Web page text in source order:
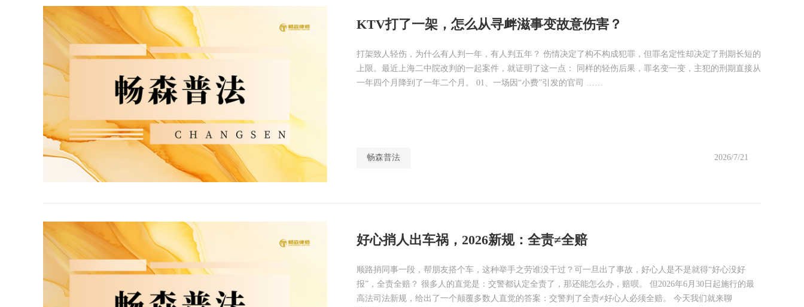
KTV打了一架，怎么从寻衅滋事变故意伤害？
打架致人轻伤，为什么有人判一年，有人判五年？ 伤情决定了构不构成犯罪，但罪名定性却决定了刑期长短的
上限。最近上海二中院改判的一起案件，就证明了这一点： 同样的轻伤后果，罪名变一变，主犯的刑期直接从
一年四个月降到了一年二个月。 01、一场因“小费”引发的官司 ……
畅森普法 2026/7/21
好心捎人出车祸，2026新规：全责≠全赔
顺路捎同事一段，帮朋友搭个车，这种举手之劳谁没干过？可一旦出了事故，好心人是不是就得“好心没好
报”，全责全赔？ 很多人的直觉是：交警都认定全责了，那还能怎么办，赔呗。 但2026年6月30日起施行的最
高法司法新规，给出了一个颠覆多数人直觉的答案：交警判了全责≠好心人必须全赔。 今天我们就来聊